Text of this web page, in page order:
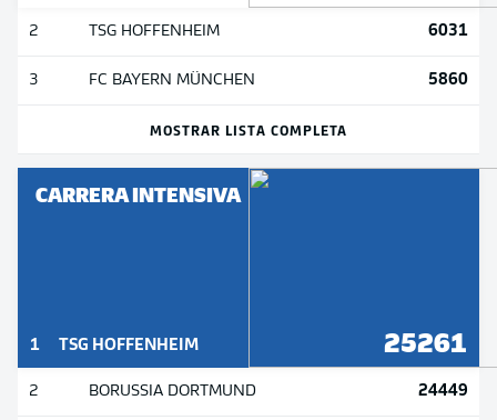
2 TSG HOFFENHEIM 6031
3 FC BAYERN MÜNCHEN 5860
MOSTRAR LISTA COMPLETA
CARRERA INTENSIVA
1 TSG HOFFENHEIM 25261
2 BORUSSIA DORTMUND 24449